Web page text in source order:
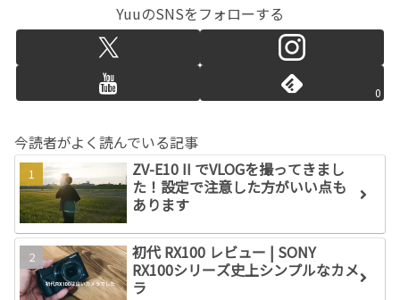
YuuのSNSをフォローする
0
今読者がよく読んでいる記事
ZV-E10 II でVLOGを撮ってきまし
た！設定で注意した方がいい点も
あります
初代 RX100 レビュー | SONY
RX100シリーズ史上シンプルなカメ
ラ